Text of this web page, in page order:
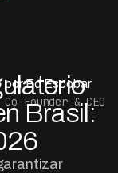
Brasil:
por Ed Escobar
Co-Founder & CEO